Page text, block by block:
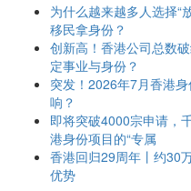
为什么越来越多人选择“
移民拿身份？
创新高！香港公司总数
定事业与身份？
突发！2026年7月香港
响？
即将突破4000宗申请，
港身份项目的“专属
香港回归29周年丨约30
优势